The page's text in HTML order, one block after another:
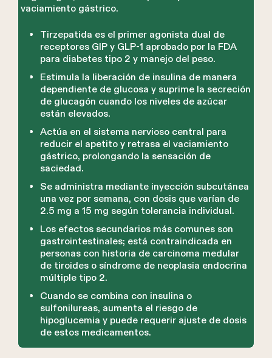
vaciamiento gástrico.
Tirzepatida es el primer agonista dual de
receptores GIP y GLP-1 aprobado por la FDA
para diabetes tipo 2 y manejo del peso.
Estimula la liberación de insulina de manera
dependiente de glucosa y suprime la secreción
de glucagón cuando los niveles de azúcar
están elevados.
Actúa en el sistema nervioso central para
reducir el apetito y retrasa el vaciamiento
gástrico, prolongando la sensación de
saciedad.
Se administra mediante inyección subcutánea
una vez por semana, con dosis que varían de
2.5 mg a 15 mg según tolerancia individual.
Los efectos secundarios más comunes son
gastrointestinales; está contraindicada en
personas con historia de carcinoma medular
de tiroides o síndrome de neoplasia endocrina
múltiple tipo 2.
Cuando se combina con insulina o
sulfonilureas, aumenta el riesgo de
hipoglucemia y puede requerir ajuste de dosis
de estos medicamentos.